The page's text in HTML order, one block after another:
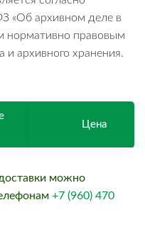
«Об архивном деле в
нормативно правовым
и архивного хранения.
Цена
можно
+7 (960) 470